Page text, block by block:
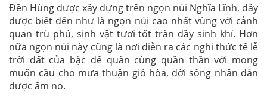
Đền Hùng được xây dựng trên ngọn núi Nghĩa Lĩnh, đây
được biết đến như là ngọn núi cao nhất vùng với cảnh
quan trù phú, sinh vật tươi tốt tràn đầy sinh khí. Hơn
nữa ngọn núi này cũng là nơi diễn ra các nghi thức tế lễ
trời đất của bậc đế quân cùng quần thần với mong
muốn cầu cho mưa thuận gió hòa, đời sống nhân dân
được ấm no.